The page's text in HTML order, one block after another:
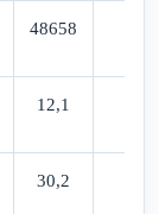
48658
12,1
30,2